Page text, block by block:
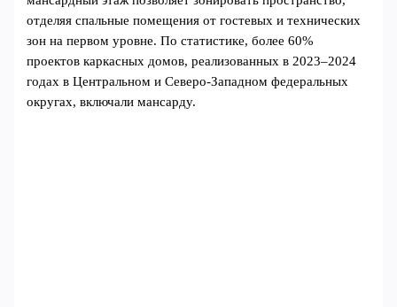
отделяя спальные помещения от гостевых и технических
зон на первом уровне. По статистике, более 60%
проектов каркасных домов, реализованных в 2023–2024
годах в Центральном и Северо-Западном федеральных
округах, включали мансарду.